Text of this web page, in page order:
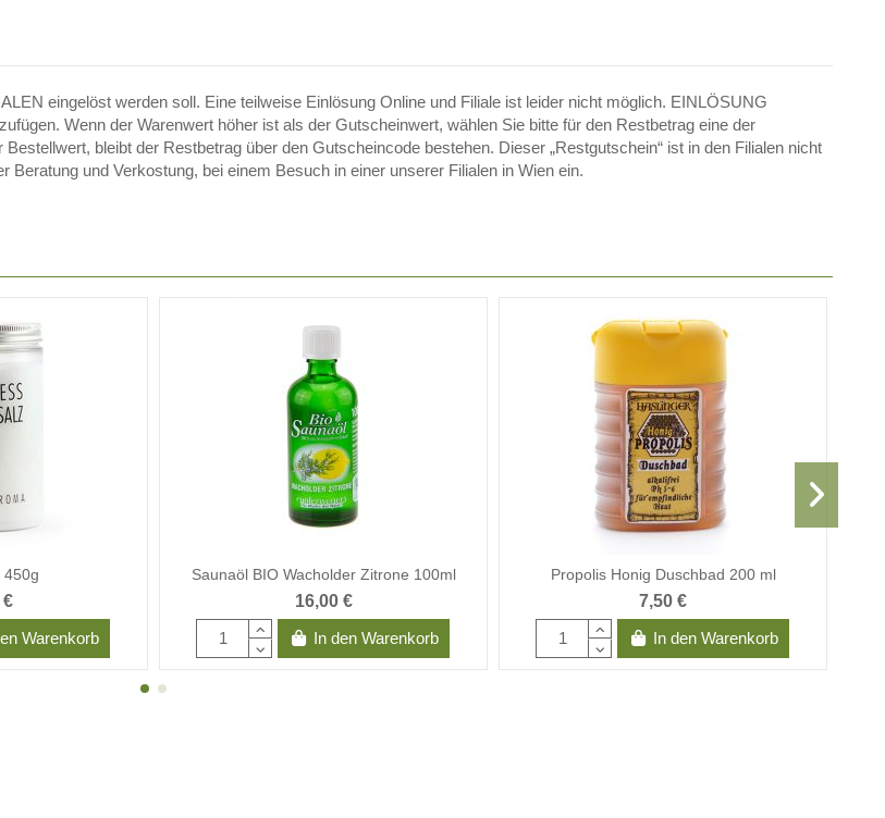
eingelöst werden soll. Eine teilweise Einlösung Online und Filiale ist leider nicht möglich. EINLÖSUNG
Wenn der Warenwert höher ist als der Gutscheinwert, wählen Sie bitte für den Restbetrag eine der
bleibt der Restbetrag über den Gutscheincode bestehen. Dieser „Restgutschein“ ist in den Filialen nicht
und Verkostung, bei einem Besuch in einer unserer Filialen in Wien ein.
450g
€
Warenkorb
Saunaöl BIO Wacholder Zitrone 100ml
16,00 €
In den Warenkorb
Propolis Honig Duschbad 200 ml
7,50 €
In den Warenkorb